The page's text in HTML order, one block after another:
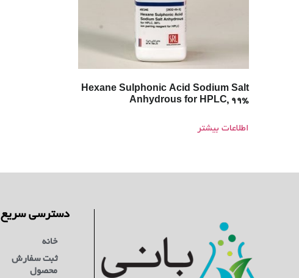
Hexane Sulphonic Acid Sodium Salt
Anhydrous for HPLC, 99%
اطلاعات بیشتر
دسترسی سریع
خانه
ثبت سفارش
محصول